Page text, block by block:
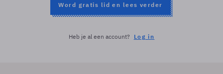
Word gratis lid en lees verder
Heb je al een account? Log in